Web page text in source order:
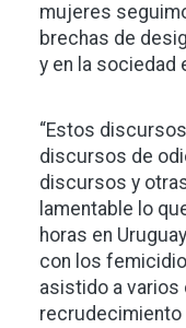
mujeres
brechas de
y en la sociedad
“Estos
discursos de
discursos y
lamentable lo
horas en
con los
asistido a varios
recrudecimiento